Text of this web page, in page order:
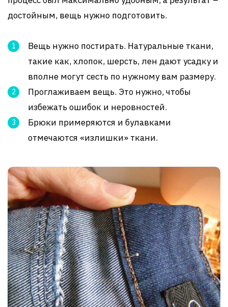
достойным, вещь нужно подготовить.
Вещь нужно постирать. Натуральные ткани,
такие как, хлопок, шерсть, лен дают усадку и
вполне могут сесть по нужному вам размеру.
Проглаживаем вещь. Это нужно, чтобы
избежать ошибок и неровностей.
Брюки примеряются и булавками
отмечаются «излишки» ткани.